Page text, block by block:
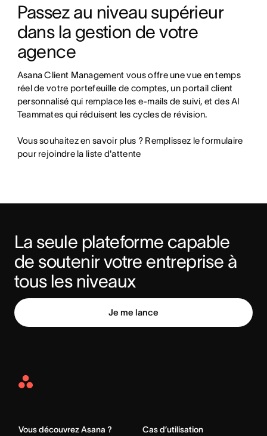
Passez au niveau supérieur
dans la gestion de votre
agence
Asana Client Management vous offre une vue en temps
réel de votre portefeuille de comptes, un portail client
personnalisé qui remplace les e-mails de suivi, et des AI
Teammates qui réduisent les cycles de révision.
Vous souhaitez en savoir plus ? Remplissez le formulaire
pour rejoindre la liste d'attente
La seule plateforme capable
de soutenir votre entreprise à
tous les niveaux
Je me lance
Asana
Vous découvrez Asana ? Cas d’utilisation